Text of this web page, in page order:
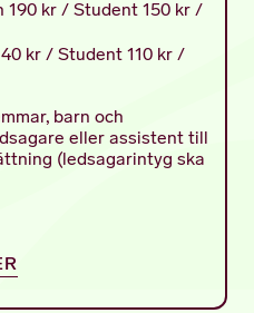
190 kr / Student 150 kr /
kr / Student 110 kr /
barn och
eller assistent till
(ledsagarintyg ska